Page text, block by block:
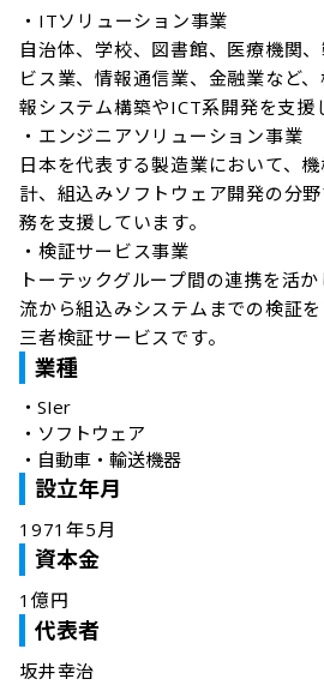
・ITソリューション事業
自治体、学校、図書館、医療機関
ビス業、情報通信業、金融業など
報システム構築やICT系開発を支援
・エンジニアソリューション事業
日本を代表する製造業において、
計、組込みソフトウェア開発の分
務を支援しています。
・検証サービス事業
トーテックグループ間の連携を活
流から組込みシステムまでの検証
三者検証サービスです。
業種
・ SIer
・ ソフトウェア
・ 自動車・輸送機器
設立年月
1971年5月
資本金
1億円
代表者
坂井幸治